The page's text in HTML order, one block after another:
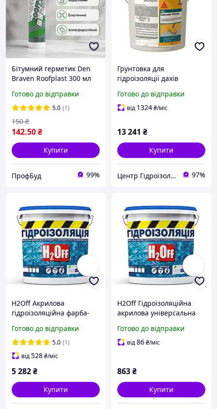
Бітумний герметик Den
Braven Roofplast 300 мл
для ремонту дахів, швів
та гідроізоляції
Готово до відправки
5.0 (1)
142.50₴
150 ₴
Купити
ПрофБуд 99%
Грунтовка для
гідроізоляції дахів
(A+B) - 4,5л
Готово до відправки
від 1324₴/міс
13 241 ₴
Купити
Центр Гідроізоляції 97%
H2Off Акрилова
гідроізоляційна фарба-
еластична
водонепроникна для
фундаменту, даху біла 24
кг
Готово до відправки
5.0 (1)
від528₴/міс
5 282₴
Купити
H2Off Гідроізоляційна
акрилова універсальна
біла 3,6 кг для ванної,
даху
Готово до відправки
від86₴/міс
863₴
Купити